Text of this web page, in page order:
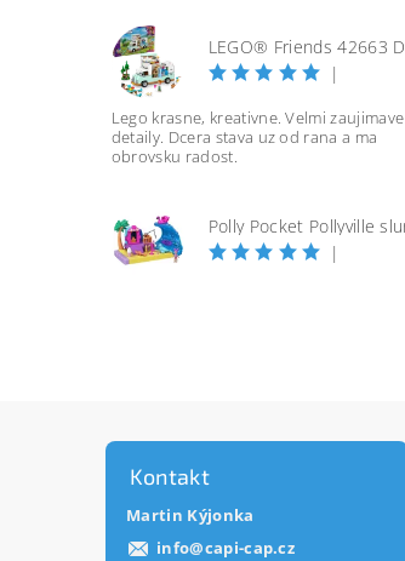
|
Lego krasne, kreativne. Velmi zaujimave
detaily. Dcera stava uz od rana a ma
obrovsku radost.
|
Kontakt
Martin Kýjonka
info@capi-cap.cz